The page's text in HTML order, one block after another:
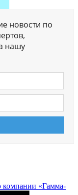
новости по
нашу
компании «Гамма-